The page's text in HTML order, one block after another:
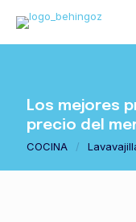
Los mejores
precio del
COCINA /